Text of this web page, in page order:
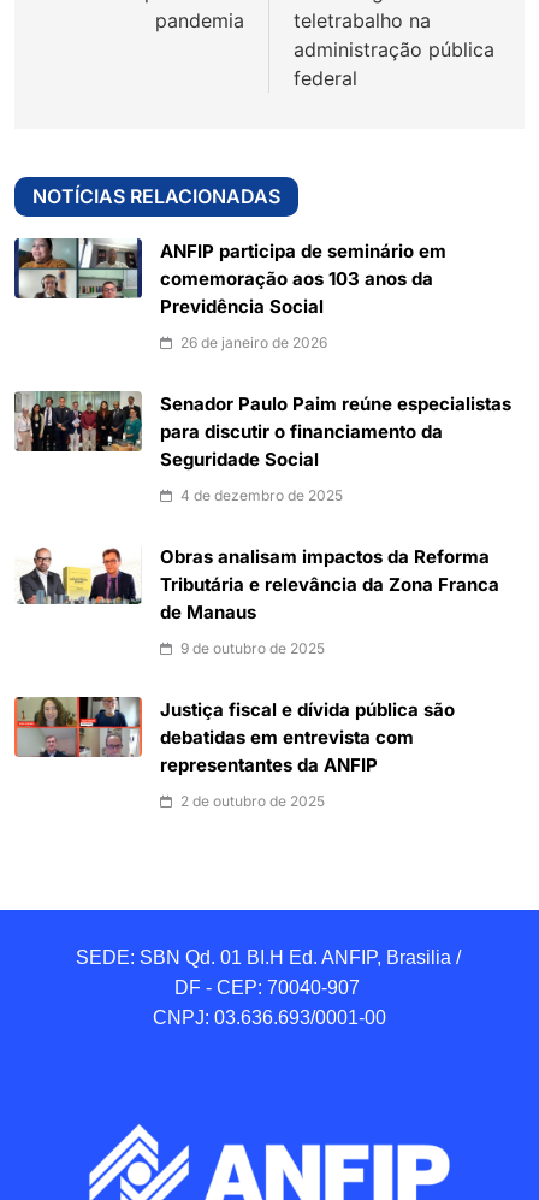
pandemia
teletrabalho na
administração pública
federal
NOTÍCIAS RELACIONADAS
ANFIP participa de seminário em
comemoração aos 103 anos da
Previdência Social
26 de janeiro de 2026
Senador Paulo Paim reúne especialistas
para discutir o financiamento da
Seguridade Social
4 de dezembro de 2025
Obras analisam impactos da Reforma
Tributária e relevância da Zona Franca
de Manaus
9 de outubro de 2025
Justiça fiscal e dívida pública são
debatidas em entrevista com
representantes da ANFIP
2 de outubro de 2025
SEDE: SBN Qd. 01 BI.H Ed. ANFIP, Brasilia /
DF - CEP: 70040-907
CNPJ: 03.636.693/0001-00